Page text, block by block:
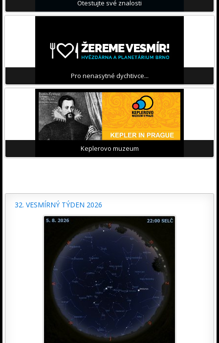
Otestujte své znalosti
Pro nenasytné dychtivce...
Keplerovo muzeum
32. VESMÍRNÝ TÝDEN 2026